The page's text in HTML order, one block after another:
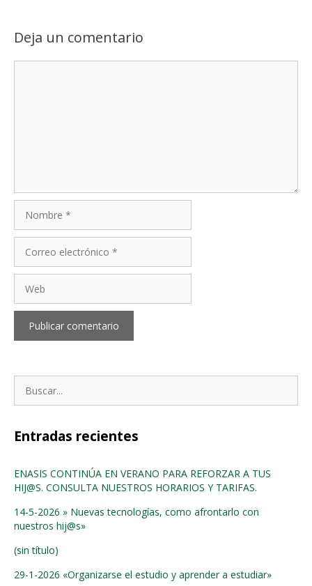
Deja un comentario
electrónico
Entradas recientes
ENASIS CONTINÚA EN VERANO PARA REFORZAR A TUS
HIJ@S. CONSULTA NUESTROS HORARIOS Y TARIFAS.
14-5-2026 » Nuevas tecnologías, como afrontarlo con
nuestros hij@s»
(sin título)
29-1-2026 «Organizarse el estudio y aprender a estudiar»